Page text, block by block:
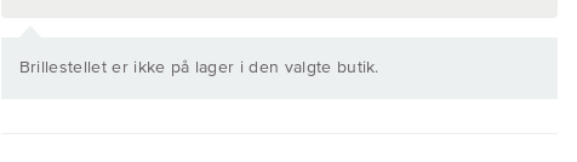
Brillestellet er ikke på lager i den valgte butik.